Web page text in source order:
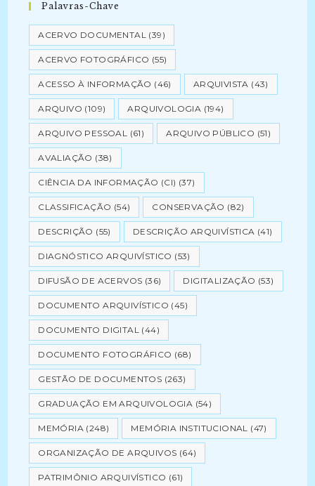
Palavras-Chave
ACERVO DOCUMENTAL (39)
ACERVO FOTOGRÁFICO (55)
ACESSO À INFORMAÇÃO (46) ARQUIVISTA (43)
ARQUIVO (109) ARQUIVOLOGIA (194)
ARQUIVO PESSOAL (61) ARQUIVO PÚBLICO (51)
AVALIAÇÃO (38)
CIÊNCIA DA INFORMAÇÃO (CI) (37)
CLASSIFICAÇÃO (54) CONSERVAÇÃO (82)
DESCRIÇÃO (55) DESCRIÇÃO ARQUIVÍSTICA (41)
DIAGNÓSTICO ARQUIVÍSTICO (53)
DIFUSÃO DE ACERVOS (36) DIGITALIZAÇÃO (53)
DOCUMENTO ARQUIVÍSTICO (45)
DOCUMENTO DIGITAL (44)
DOCUMENTO FOTOGRÁFICO (68)
GESTÃO DE DOCUMENTOS (263)
GRADUAÇÃO EM ARQUIVOLOGIA (54)
MEMÓRIA (248) MEMÓRIA INSTITUCIONAL (47)
ORGANIZAÇÃO DE ARQUIVOS (64)
PATRIMÔNIO ARQUIVÍSTICO (61)